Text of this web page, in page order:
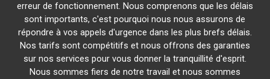
erreur de fonctionnement. Nous comprenons que les délais
sont importants, c'est pourquoi nous nous assurons de
répondre à vos appels d'urgence dans les plus brefs délais.
Nos tarifs sont compétitifs et nous offrons des garanties
sur nos services pour vous donner la tranquillité d'esprit.
Nous sommes fiers de notre travail et nous sommes